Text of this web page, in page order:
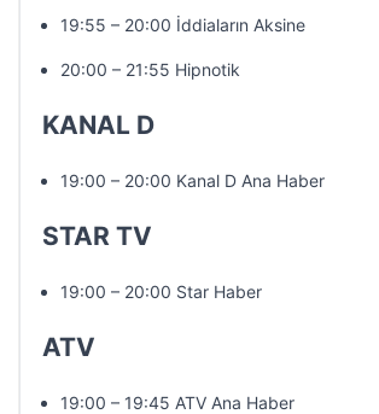
19:55 – 20:00 İddiaların Aksine
20:00 – 21:55 Hipnotik
KANAL D
19:00 – 20:00 Kanal D Ana Haber
STAR TV
19:00 – 20:00 Star Haber
ATV
19:00 – 19:45 ATV Ana Haber